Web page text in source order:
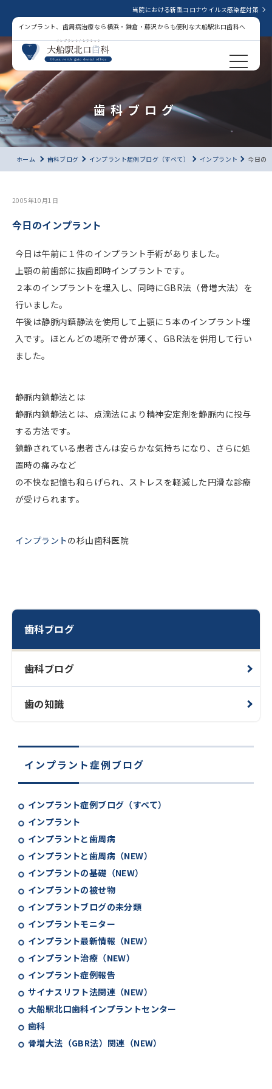
当院における新型コロナウイルス感染症対策
インプラント、歯周病治療なら横浜・鎌倉・藤沢からも便利な大船駅北口歯科へ
歯科ブログ
ホーム 歯科ブログ インプラント症例ブログ（すべて） インプラント 今日の
歯科ブログ
歯科ブログ
歯の知識
インプラント症例ブログ
インプラント症例ブログ（すべて）
インプラント
インプラントと歯周病
インプラントと歯周病（NEW）
インプラントの基礎（NEW）
インプラントの被せ物
インプラントブログの未分類
インプラントモニター
インプラント最新情報（NEW）
インプラント治療（NEW）
インプラント症例報告
サイナスリフト法関連（NEW）
大船駅北口歯科インプラントセンター
歯科
骨増大法（GBR法）関連（NEW）
2005年10月1日
今日のインプラント
今日は午前に１件のインプラント手術がありました。
上顎の前歯部に抜歯即時インプラントです。
２本のインプラントを埋入し、同時にGBR法（骨増大法）を
行いました。
午後は静脈内鎮静法を使用して上顎に５本のインプラント埋
入です。ほとんどの場所で骨が薄く、GBR法を併用して行い
ました。
静脈内鎮静法とは
静脈内鎮静法とは、点滴法により精神安定剤を静脈内に投与
する方法です。
鎮静されている患者さんは安らかな気持ちになり、さらに処
置時の痛みなど
の不快な記憶も和らげられ、ストレスを軽減した円滑な診療
が受けられます。
インプラントの杉山歯科医院